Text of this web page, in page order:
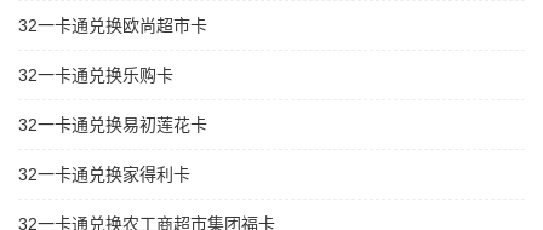
32一卡通兑换欧尚超市卡
32一卡通兑换乐购卡
32一卡通兑换易初莲花卡
32一卡通兑换家得利卡
32一卡通兑换农工商超市集团福卡